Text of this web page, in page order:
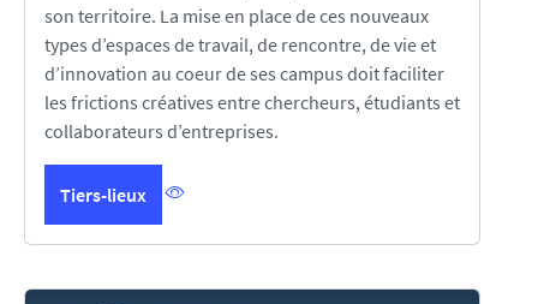
son territoire. La mise en place de ces nouveaux
types d’espaces de travail, de rencontre, de vie et
d’innovation au coeur de ses campus doit faciliter
les frictions créatives entre chercheurs, étudiants et
collaborateurs d’entreprises.
Tiers-lieux